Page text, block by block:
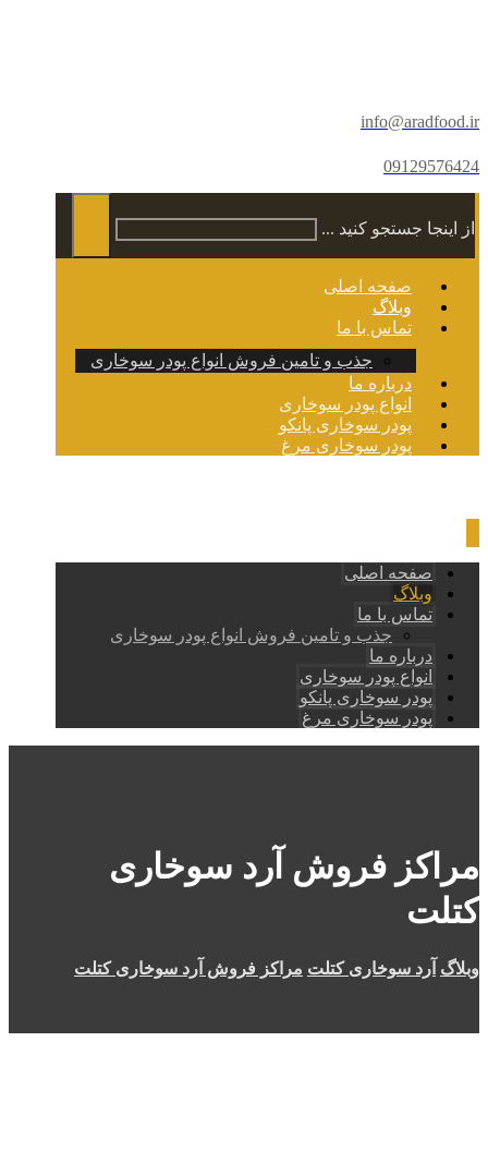
info@aradfood.ir
09129576424
از اینجا جستجو کنید ...
صفحه اصلی
وبلاگ
تماس با ما
جذب و تامین فروش انواع پودر سوخاری
درباره ما
انواع پودر سوخاری
پودر سوخاری پانکو
پودر سوخاری مرغ
صفحه اصلی
وبلاگ
تماس با ما
جذب و تامین فروش انواع پودر سوخاری
درباره ما
انواع پودر سوخاری
پودر سوخاری پانکو
پودر سوخاری مرغ
مراکز فروش آرد سوخاری
کتلت
وبلاگ آرد سوخاری کتلت مراکز فروش آرد سوخاری کتلت